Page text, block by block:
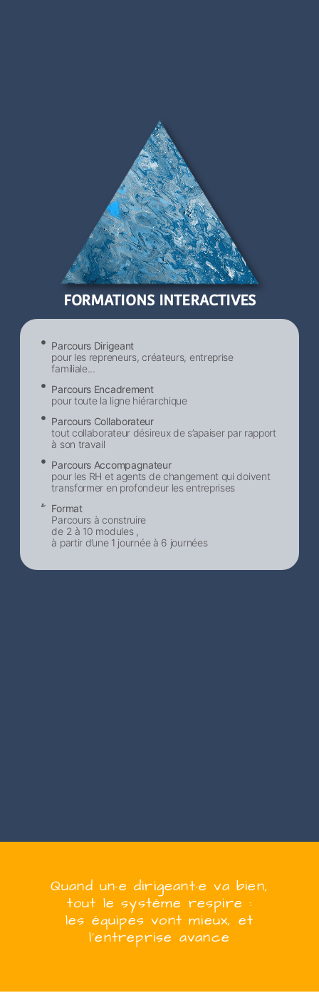
FORMATIONS INTERACTIVES
Parcours Dirigeant
pour les repreneurs, créateurs, entreprise
familiale...
Parcours Encadrement
pour toute la ligne hiérarchique
Parcours Collaborateur
tout collaborateur désireux de s’apaiser par rapport
à son travail
Parcours Accompagnateur
pour les RH et agents de changement qui doivent
transformer en profondeur les entreprises
Format
Parcours à construire
de 2 à 10 modules ,
à partir d’une 1 journée à 6 journées
Quandun·e dirigeant·e va bien,
tout le système respire :
les équipes vont mieux, et
l’entreprise avance